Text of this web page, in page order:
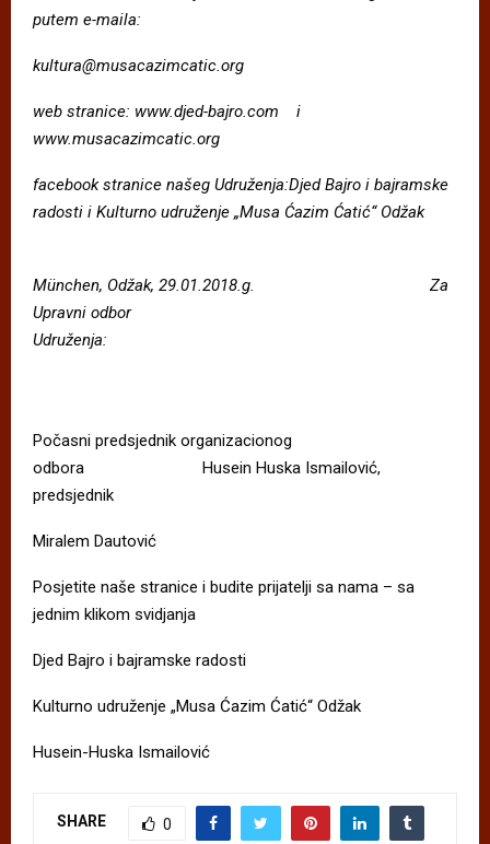
putem e-maila:
kultura@musacazimcatic.org
web stranice: www.djed-bajro.com i
www.musacazimcatic.org
facebook stranice našeg Udruženja:Djed Bajro i bajramske
radosti i Kulturno udruženje „Musa Ćazim Ćatić“ Odžak
München, Odžak, 29.01.2018.g. Za
Upravni odbor
Udruženja:
Počasni predsjednik organizacionog
odbora Husein Huska Ismailović,
predsjednik
Miralem Dautović
Posjetite naše stranice i budite prijatelji sa nama – sa
jednim klikom svidjanja
Djed Bajro i bajramske radosti
Kulturno udruženje „Musa Ćazim Ćatić“ Odžak
Husein-Huska Ismailović
SHARE 0